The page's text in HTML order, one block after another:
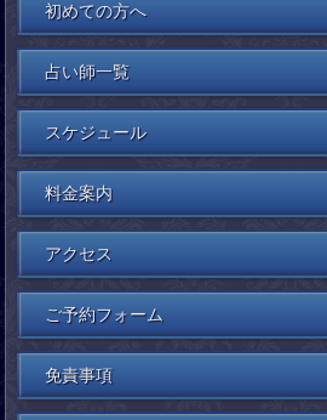
初めての方へ
占い師一覧
スケジュール
料金案内
アクセス
ご予約フォーム
免責事項